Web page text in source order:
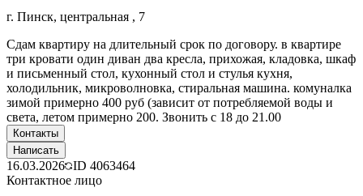
г. Пинск, центральная , 7
Сдам квартиру на длительный срок по договору. в квартире
три кровати один диван два кресла, прихожая, кладовка, шкаф
и письменный стол, кухонный стол и стулья кухня,
холодильник, микроволновка, стиральная машина. комуналка
зимой примерно 400 руб (зависит от потребляемой воды и
света, летом примерно 200. Звонить с 18 до 21.00
Контакты
Написать
16.03.2026 ID 4063464
Контактное лицо